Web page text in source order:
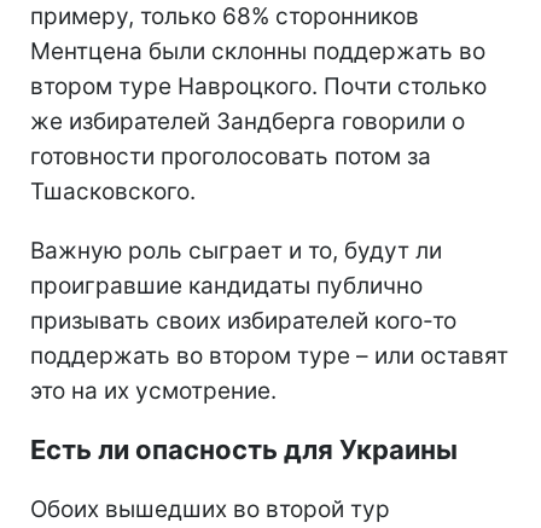
примеру, только 68% сторонников
Ментцена были склонны поддержать во
втором туре Навроцкого. Почти столько
же избирателей Зандберга говорили о
готовности проголосовать потом за
Тшасковского.
Важную роль сыграет и то, будут ли
проигравшие кандидаты публично
призывать своих избирателей кого-то
поддержать во втором туре – или оставят
это на их усмотрение.
Есть ли опасность для Украины
Обоих вышедших во второй тур